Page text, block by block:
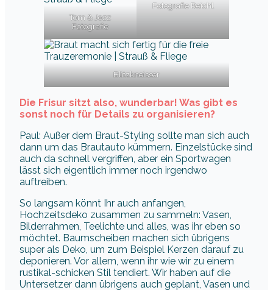
Tom & Jezz
Fotografie
Fotografie Reichl
Blitzkneisser
Die Frisur sitzt also, wunderbar! Was gibt es
sonst noch für Details zu organisieren?
Paul: Außer dem Braut-Styling sollte man sich auch
dann um das Brautauto kümmern. Einzelstücke sind
auch da schnell vergriffen, aber ein Sportwagen
lässt sich eigentlich immer noch irgendwo
auftreiben.
So langsam könnt Ihr auch anfangen,
Hochzeitsdeko zusammen zu sammeln: Vasen,
Bilderrahmen, Teelichte und alles, was ihr eben so
möchtet. Baumscheiben machen sich übrigens
super als Deko, um zum Beispiel Kerzen darauf zu
deponieren. Vor allem, wenn ihr wie wir zu einem
rustikal-schicken Stil tendiert. Wir haben auf die
Untersetzer dann übrigens auch geplant, Vasen und